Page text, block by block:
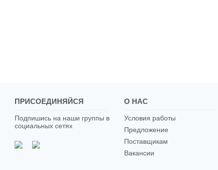
ПРИСОЕДИНЯЙСЯ
Подпишись на наши группы в
социальных сетях
О НАС
Условия работы
Предложение
Поставщикам
Вакансии